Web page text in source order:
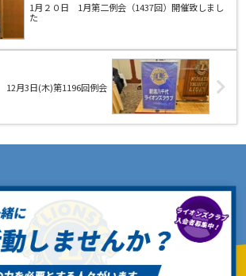
1月２０日 1月第二例会（1437回）開催致しまし
た
12月3日(木)第1196回例会